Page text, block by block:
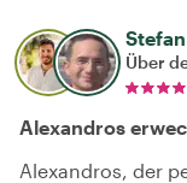
Stefan
Über
Alexandros
Alexandros, der